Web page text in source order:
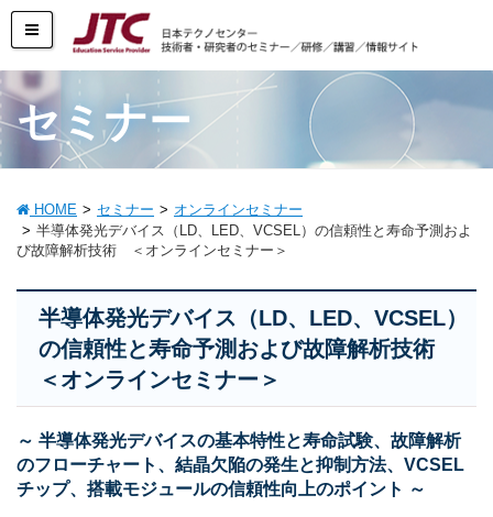
セミナー
HOME セミナー
オンラインセミナー
半導体発光デバイス（LD、LED、VCSEL）の信頼性と寿命予測およ
び故障解析技術 ＜オンラインセミナー＞
半導体発光デバイス（LD、LED、VCSEL）
の信頼性と寿命予測および故障解析技術
＜オンラインセミナー＞
～ 半導体発光デバイスの基本特性と寿命試験、故障解析
のフローチャート、結晶欠陥の発生と抑制方法、VCSEL
チップ、搭載モジュールの信頼性向上のポイント ～